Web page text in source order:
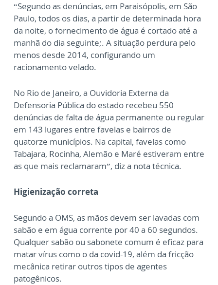
“Segundo as denúncias, em Paraisópolis, em São
Paulo, todos os dias, a partir de determinada hora
da noite, o fornecimento de água é cortado até a
manhã do dia seguinte;. A situação perdura pelo
menos desde 2014, configurando um
racionamento velado.
No Rio de Janeiro, a Ouvidoria Externa da
Defensoria Pública do estado recebeu 550
denúncias de falta de água permanente ou regular
em 143 lugares entre favelas e bairros de
quatorze municípios. Na capital, favelas como
Tabajara, Rocinha, Alemão e Maré estiveram entre
as que mais reclamaram”, diz a nota técnica.
Higienização correta
Segundo a OMS, as mãos devem ser lavadas com
sabão e em água corrente por 40 a 60 segundos.
Qualquer sabão ou sabonete comum é eficaz para
matar vírus como o da covid-19, além da fricção
mecânica retirar outros tipos de agentes
patogênicos.